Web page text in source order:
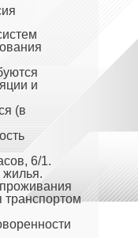
и
(в
6/1.
жилья.
транспортом